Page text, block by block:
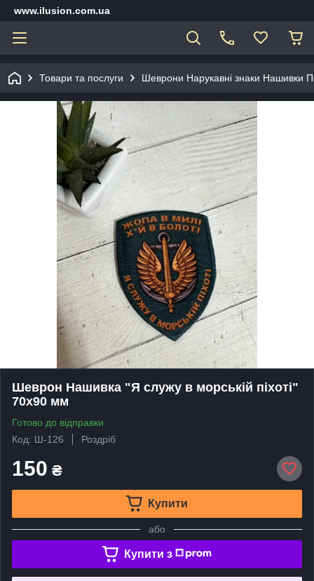
www.ilusion.com.ua
Товари та послуги Шеврони Нарукавні знаки Нашивки
Шеврон Нашивка "Я служу в морській піхоті"
70х90 мм
Готово до відправки
Код: Ш-126
Роздріб
150 ₴
Купити
або
Купити з